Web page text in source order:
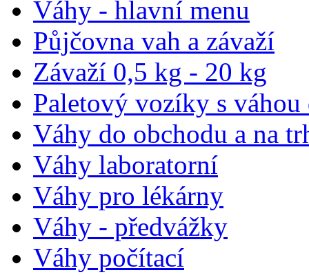
Váhy - hlavní menu
Půjčovna vah a závaží
Závaží 0,5 kg - 20 kg
Paletový vozíky s
Váhy do obchodu a na
Váhy laboratorní
Váhy pro lékárny
Váhy - předvážky
Váhy počítací